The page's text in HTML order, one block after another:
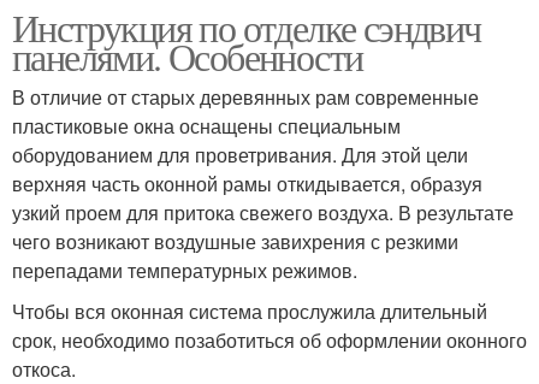
Инструкция по отделке сэндвич
панелями. Особенности
В отличие от старых деревянных рам современные
пластиковые окна оснащены специальным
оборудованием для проветривания. Для этой цели
верхняя часть оконной рамы откидывается, образуя
узкий проем для притока свежего воздуха. В результате
чего возникают воздушные завихрения с резкими
перепадами температурных режимов.
Чтобы вся оконная система прослужила длительный
срок, необходимо позаботиться об оформлении оконного
откоса.